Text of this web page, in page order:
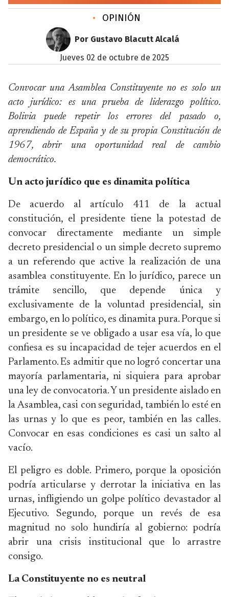
• OPINIÓN
Por Gustavo Blacutt Alcalá
jueves 02 de octubre de 2025
Convocar una Asamblea Constituyente no es solo un
acto jurídico: es una prueba de liderazgo político.
Bolivia puede repetir los errores del pasado o,
aprendiendo de España y de su propia Constitución de
1967, abrir una oportunidad real de cambio
democrático.
Un acto jurídico que es dinamita política
De acuerdo al artículo 411 de la actual
constitución, el presidente tiene la potestad de
convocar directamente mediante un simple
decreto presidencial o un simple decreto supremo
a un referendo que active la realización de una
asamblea constituyente. En lo jurídico, parece un
trámite sencillo, que depende única y
exclusivamente de la voluntad presidencial, sin
embargo, en lo político, es dinamita pura. Porque si
un presidente se ve obligado a usar esa vía, lo que
confiesa es su incapacidad de tejer acuerdos en el
Parlamento. Es admitir que no logró concertar una
mayoría parlamentaria, ni siquiera para aprobar
una ley de convocatoria. Y un presidente aislado en
la Asamblea, casi con seguridad, también lo esté en
las urnas y lo que es peor, también en las calles.
Convocar en esas condiciones es casi un salto al
vacío.
El peligro es doble. Primero, porque la oposición
podría articularse y derrotar la iniciativa en las
urnas, infligiendo un golpe político devastador al
Ejecutivo. Segundo, porque un revés de esa
magnitud no solo hundiría al gobierno: podría
abrir una crisis institucional que lo arrastre
consigo.
La Constituyente no es neutral